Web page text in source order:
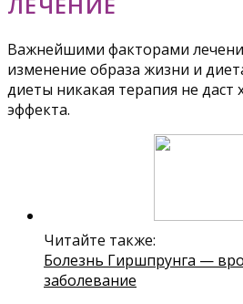
Важнейшими факторами
изменение образа жизни и
диеты никакая терапия не даст
эффекта.
Читайте также:
Болезнь Гиршпрунга —
заболевание